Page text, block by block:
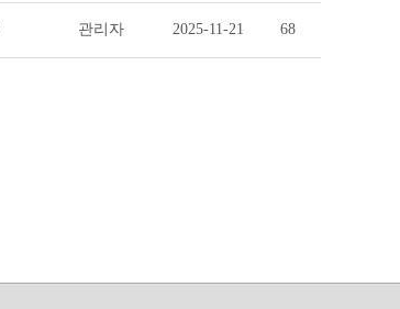
관리자 2025-11-21 68